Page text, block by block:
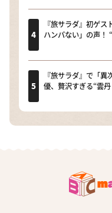
『旅サラダ』初ゲ
ハンパない」の声！
『旅サラダ』で「
優、贅沢すぎる“雲